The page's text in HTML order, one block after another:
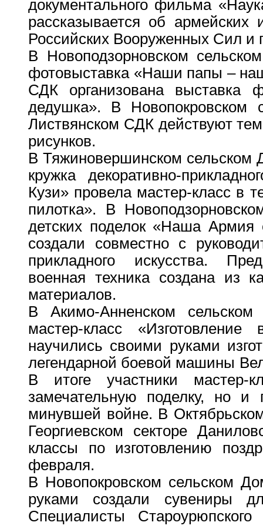
документального фильма
рассказывается об армейских
Российских Вооруженных Сил
В Новоподзорновском
фотовыставка «Наши папы –
СДК организована выставка
дедушка». В Новопокровском
Листвянском СДК действуют
рисунков.
В Тяжиновершинском сельском
кружка декоративно-
Кузи» провела мастер-класс в
пилотка». В
детских поделок «Наша Армия
создали совместно с
прикладного искусства.
военная техника создана из
материалов.
В Акимо-Анненском
мастер-класс
научились своими руками
легендарной боевой машины
В итоге участники мастер-
замечательную поделку, но и
минувшей войне. В
Георгиевском секторе
классы по изготовлению
февраля.
В Новопокровском сельском
руками создали сувениры
Специалисты